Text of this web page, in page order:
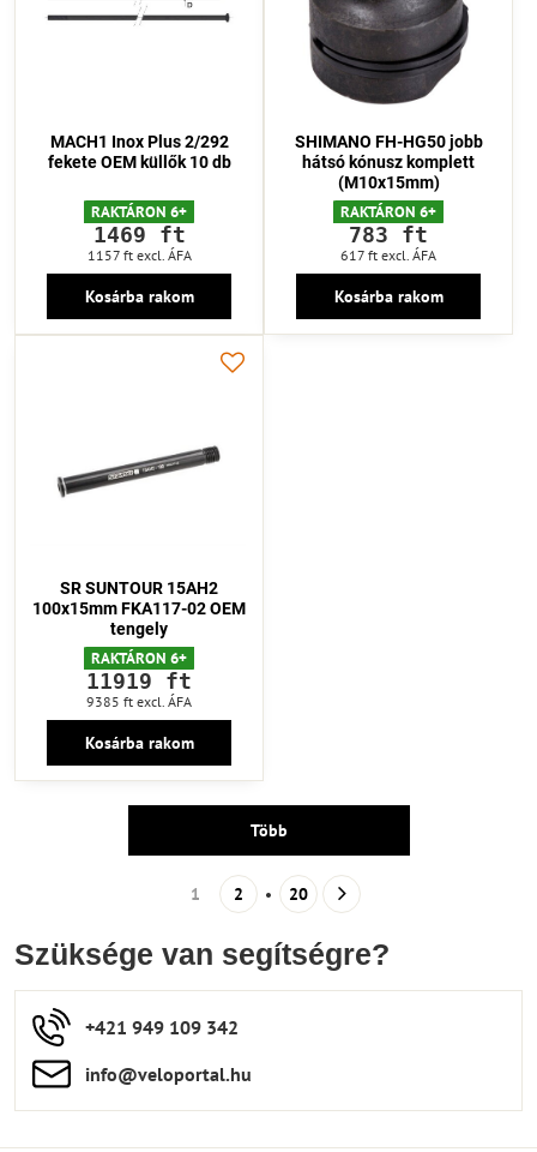
MACH1 Inox Plus 2/292
fekete OEM küllők 10 db
RAKTÁRON 6+
1469 ft
1157 ft excl. ÁFA
Kosárba rakom
SHIMANO FH-HG50 jobb
hátsó kónusz komplett
(M10x15mm)
RAKTÁRON 6+
783 ft
617 ft excl. ÁFA
Kosárba rakom
SR SUNTOUR 15AH2
100x15mm FKA117-02 OEM
tengely
RAKTÁRON 6+
11919 ft
9385 ft excl. ÁFA
Kosárba rakom
Több
1 2 20
Szüksége van segítségre?
+421 949 109 342
info​​@veloportal​.hu